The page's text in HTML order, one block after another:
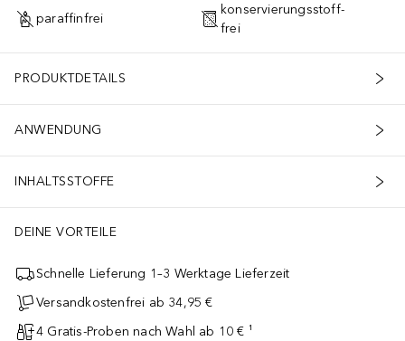
paraffinfrei
konservierungsstoff-
frei
PRODUKTDETAILS
ANWENDUNG
INHALTSSTOFFE
DEINE VORTEILE
Schnelle Lieferung 1–3 Werktage Lieferzeit
Versandkostenfrei ab 34,95 €
4 Gratis-Proben nach Wahl ab 10 € ¹